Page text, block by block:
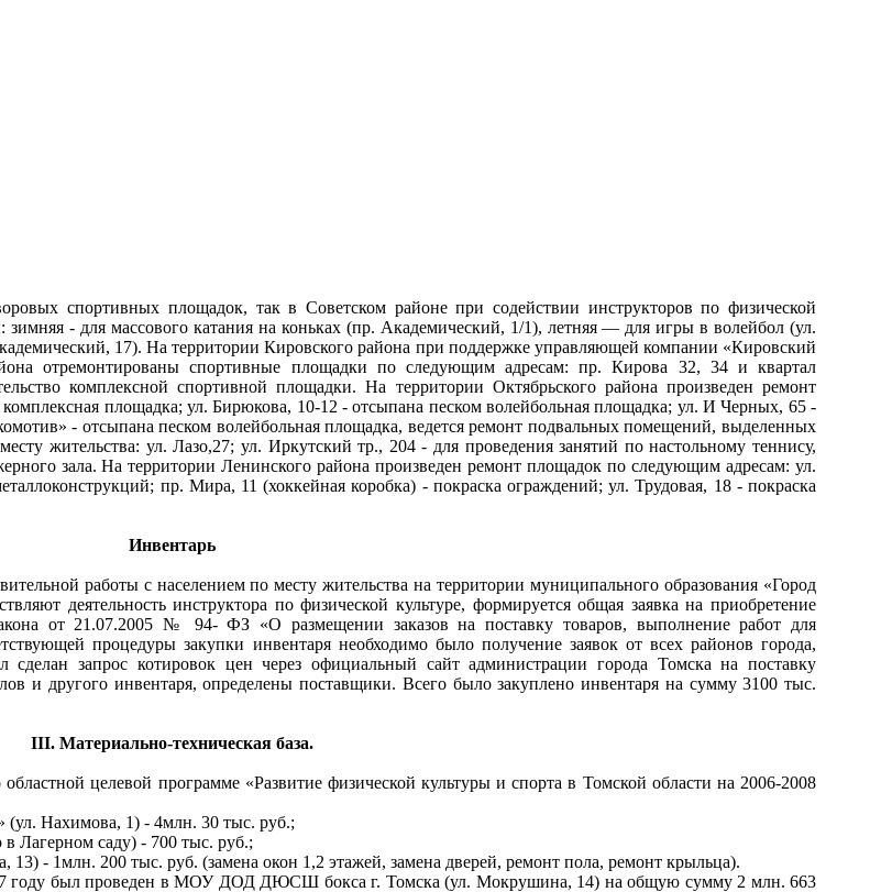
спортивных площадок, так в Советском районе при содействии инструкторов по физической
- для массового катания на коньках (пр. Академический, 1/1), летняя— для игры в волейбол (ул.
17). На территории Кировского района при поддержке управляющей компании «Кировский
отремонтированы спортивные площадки по следующим адресам: пр. Кирова 32, 34 и квартал
комплексной спортивной площадки. На территории Октябрьского района произведен ремонт
площадка; ул. Бирюкова, 10-12 - отсыпана песком волейбольная площадка; ул. И Черных, 65 -
- отсыпана песком волейбольная площадка, ведется ремонт подвальных помещений, выделенных
жительства: ул. Лазо,27; ул. Иркутский тр., 204 - для проведения занятий по настольному теннису,
зала. На территории Ленинского района произведен ремонт площадок по следующим адресам: ул.
пр. Мира, 11 (хоккейная коробка) - покраска ограждений; ул. Трудовая, 18 - покраска
Инвентарь
работы с населением по месту жительства на территории муниципального образования «Город
деятельность инструктора по физической культуре, формируется общая заявка на приобретение
от 21.07.2005 № 94- ФЗ «О размещении заказов на поставку товаров, выполнение работ для
процедуры закупки инвентаря необходимо было получение заявок от всех районов города,
запрос котировок цен через официальный сайт администрации города Томска на поставку
и другого инвентаря, определены поставщики. Всего было закуплено инвентаря на сумму 3100 тыс.
III. Материально-техническая база.
целевой программе «Развитие физической культуры и спорта в Томской области на 2006-2008
(ул. Нахимова, 1) - 4млн. 30 тыс. руб.;
саду) - 700 тыс. руб.;
1млн. 200 тыс. руб. (замена окон 1,2 этажей, замена дверей, ремонт пола, ремонт крыльца).
году был проведен в МОУ ДОД ДЮСШ бокса г. Томска (ул. Мокрушина, 14) на общую сумму 2 млн. 663